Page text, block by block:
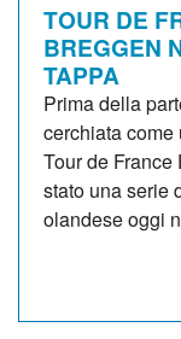
TOUR DE
BREGGEN
TAPPA
Prima della
cerchiata
Tour de
stato una serie
olandese oggi